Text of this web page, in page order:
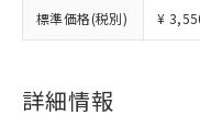
標準価格(税別) ¥
詳細情報